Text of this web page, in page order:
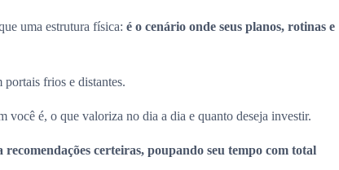
uma estrutura física: é o cenário onde seus planos, rotinas e
frios e distantes.
você é, o que valoriza no dia a dia e quanto deseja investir.
certeiras, poupando seu tempo com total